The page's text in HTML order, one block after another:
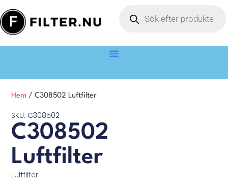
Hem / C308502 Luftfilter
SKU: C308502
C308502
Luftfilter
Luftfilter